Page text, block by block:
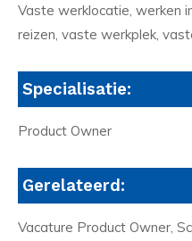
Vaste werklocatie, werken
reizen, vaste werkplek,
Specialisatie:
Product Owner
Gerelateerd:
Vacature Product Owner,